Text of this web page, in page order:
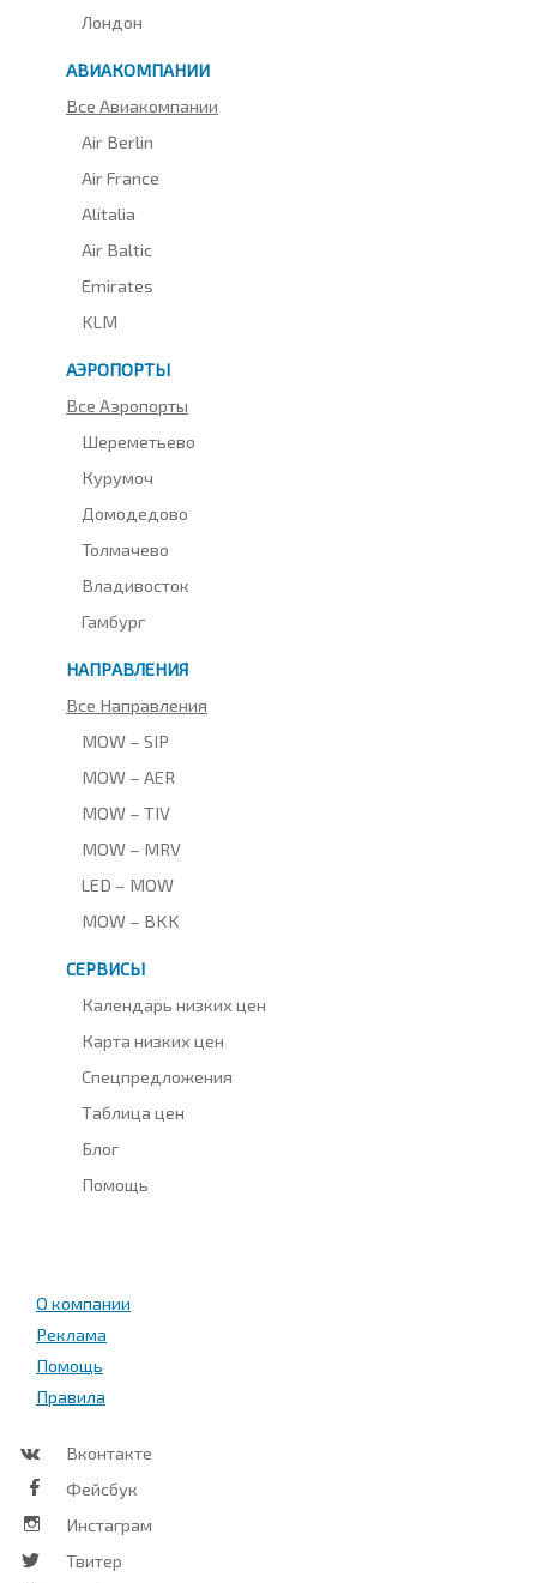
Лондон
АВИАКОМПАНИИ
Все Авиакомпании
Air Berlin
Air France
Alitalia
Air Baltic
Emirates
KLM
АЭРОПОРТЫ
Все Аэропорты
Шереметьево
Курумоч
Домодедово
Толмачево
Владивосток
Гамбург
НАПРАВЛЕНИЯ
Все Направления
MOW – SIP
MOW – AER
MOW – TIV
MOW – MRV
LED – MOW
MOW – BKK
СЕРВИСЫ
Календарь низких цен
Карта низких цен
Спецпредложения
Таблица цен
Блог
Помощь
О компании
Реклама
Помощь
Правила
Вконтакте
Фейсбук
Инстаграм
Твитер